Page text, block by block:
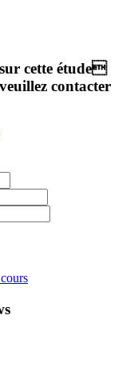
cette étude
contacter